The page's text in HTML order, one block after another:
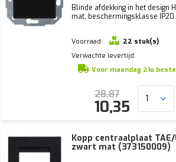
Blinde afdekking in het design
mat, beschermingsklasse IP20.
Voorraad:
22 stuk(s)
Verwachte levertijd:
Voor maandag 21u
28,87
10,35
Kopp centraalplaat TAE/
zwart mat (373150009)